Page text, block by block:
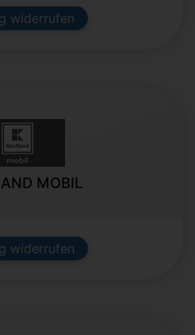
widerrufen
MOBIL
widerrufen